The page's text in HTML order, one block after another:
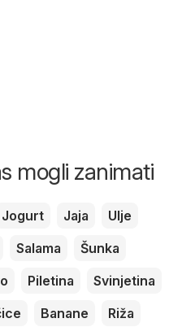
mogli zanimati
Jogurt Jaja
Ulje
Salama
Šunka
Piletina
Svinjetina
Banane
Riža